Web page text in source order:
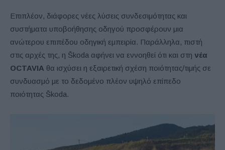
Επιπλέον, διάφορες νέες λύσεις συνδεσιμότητας και
συστήματα υποβοήθησης οδηγού προσφέρουν μια
ανώτερου επιπέδου οδηγική εμπειρία. Παράλληλα, πιστή
στις αρχές της, η Škoda αφήνει να εννοηθεί ότι και στη νέα
OCTAVIA θα ισχύσει η εξαιρετική σχέση ποιότητας/τιμής σε
συνδυασμό με το δεδομένο πλέον υψηλό επίπεδο
ποιότητας Škoda.